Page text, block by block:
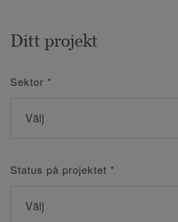
Ditt projekt
Sektor *
Status på projektet *